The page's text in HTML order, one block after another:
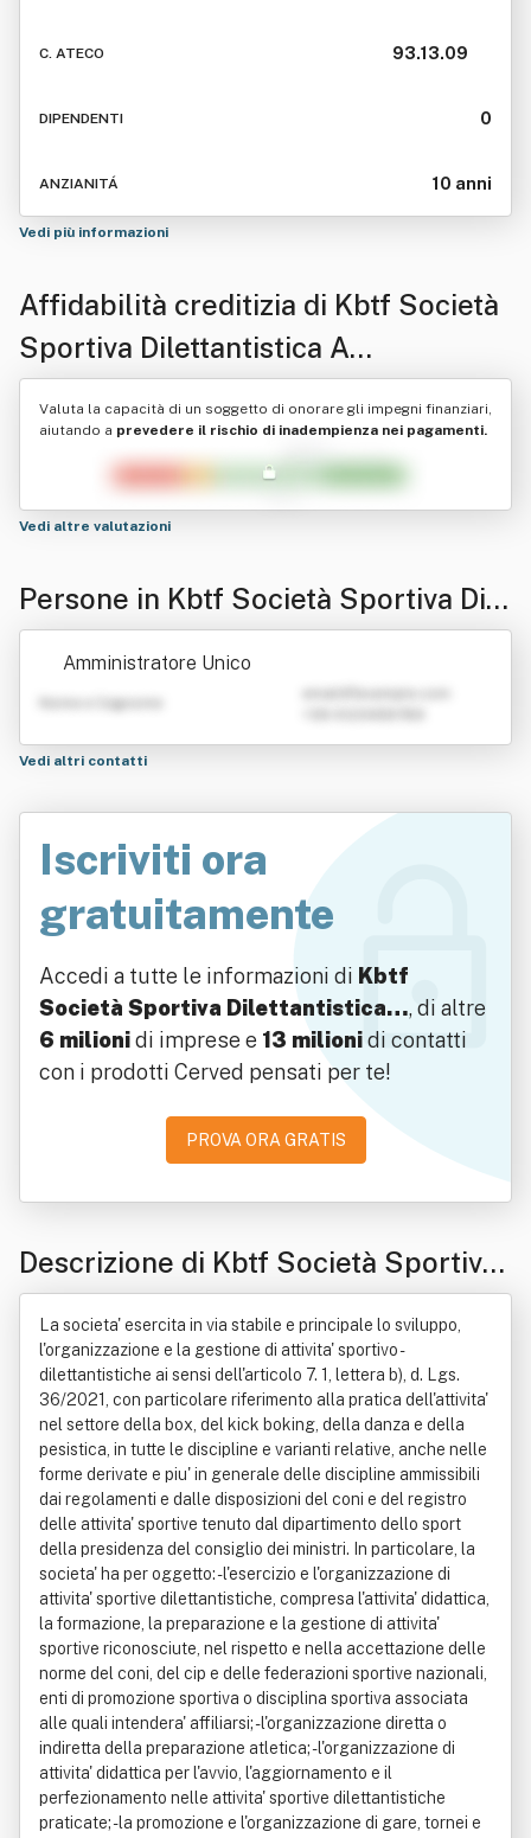
C. ATECO 93.13.09
DIPENDENTI 0
ANZIANITÁ 10 anni
Vedi più informazioni
Affidabilità creditizia di Kbtf Società
Sportiva Dilettantistica A
Responsabilita' Limitata
Valuta la capacità di un soggetto di onorare gli impegni finanziari,
aiutando a prevedere il rischio di inadempienza nei pagamenti.
Vedi altre valutazioni
Persone in Kbtf Società Sportiva Dile
ttantistica A Responsabilita' Limitata
Amministratore Unico
Nome e Cognome
Vedi altri contatti
Iscriviti ora
gratuitamente
Accedi a tutte le informazioni di Kbtf
Società Sportiva Dilettantistica…, di altre
6 milionidi imprese e 13 milionidi contatti
con i prodotti Cerved pensati per te!
PROVA ORA GRATIS
Descrizione di Kbtf Società Sportiva
Dilettantistica A Responsabilita' Limi
tata
La societa' esercita in via stabile e principale lo sviluppo,
l'organizzazione e la gestione di attivita' sportivo -
dilettantistiche ai sensi dell'articolo 7. 1, lettera b), d. Lgs.
36/2021, con particolare riferimento alla pratica dell'attivita'
nel settore della box, del kick boking, della danza e della
pesistica, in tutte le discipline e varianti relative, anche nelle
forme derivate e piu' in generale delle discipline ammissibili
dai regolamenti e dalle disposizioni del coni e del registro
delle attivita' sportive tenuto dal dipartimento dello sport
della presidenza del consiglio dei ministri. In particolare, la
societa' ha per oggetto: - l'esercizio e l'organizzazione di
attivita' sportive dilettantistiche, compresa l'attivita' didattica,
la formazione, la preparazione e la gestione di attivita'
sportive riconosciute, nel rispetto e nella accettazione delle
norme del coni, del cip e delle federazioni sportive nazionali,
enti di promozione sportiva o disciplina sportiva associata
alle quali intendera' affiliarsi; - l'organizzazione diretta o
indiretta della preparazione atletica; - l'organizzazione di
attivita' didattica per l'avvio, l'aggiornamento e il
perfezionamento nelle attivita' sportive dilettantistiche
praticate; - la promozione e l'organizzazione di gare, tornei e